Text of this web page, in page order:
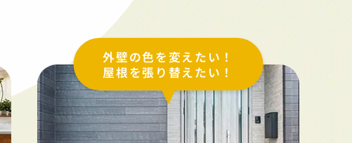
外壁の色を変えたい！
屋根を張り替えたい！